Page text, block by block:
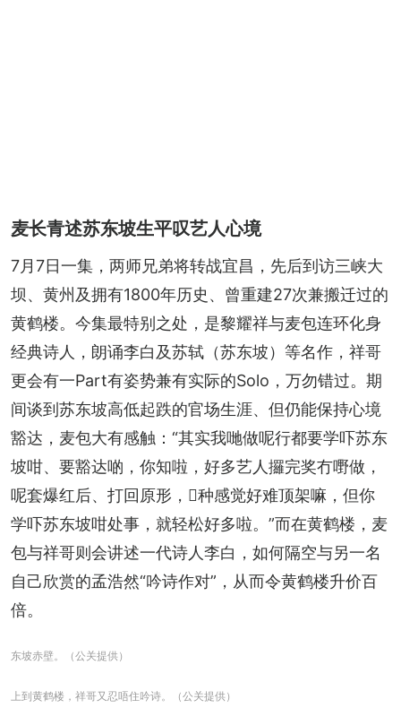
麦长青述苏东坡生平叹艺人心境
7月7日一集，两师兄弟将转战宜昌，先后到访三峡大
坝、黄州及拥有1800年历史、曾重建27次兼搬迁过的
黄鹤楼。今集最特别之处，是黎耀祥与麦包连环化身
经典诗人，朗诵李白及苏轼（苏东坡）等名作，祥哥
更会有一Part有姿势兼有实际的Solo，万勿错过。期
间谈到苏东坡高低起跌的官场生涯、但仍能保持心境
豁达，麦包大有感触：“其实我哋做呢行都要学吓苏东
坡咁、要豁达啲，你知啦，好多艺人攞完奖冇嘢做，
呢套爆红后、打回原形，𠮶种感觉好难顶架嘛，但你
学吓苏东坡咁处事，就轻松好多啦。”而在黄鹤楼，麦
包与祥哥则会讲述一代诗人李白，如何隔空与另一名
自己欣赏的孟浩然“吟诗作对”，从而令黄鹤楼升价百
倍。
东坡赤壁。（公关提供）
上到黄鹤楼，祥哥又忍唔住吟诗。（公关提供）